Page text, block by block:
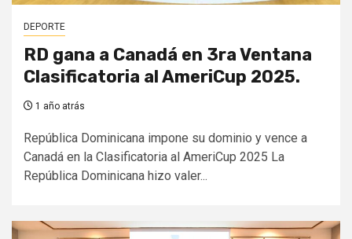
DEPORTE
RD gana a Canadá en 3ra Ventana
Clasificatoria al AmeriCup 2025.
1 año atrás
República Dominicana impone su dominio y vence a
Canadá en la Clasificatoria al AmeriCup 2025 La
República Dominicana hizo valer...